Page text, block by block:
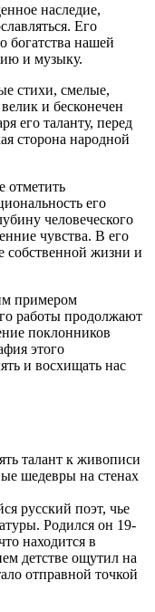
наследие,
Его
богатства нашей
и музыку.
стихи, смелые,
и бесконечен
его таланту, перед
сторона народной
отметить
его
человеческого
чувства. В его
собственной жизни и
примером
работы продолжают
поклонников
этого
и восхищать нас
талант к живописи
шедевры на стенах
русский поэт, чье
Родился он 19-
находится в
детстве ощутил на
отправной точкой